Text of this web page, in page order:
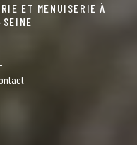
ET MENUISERIE À